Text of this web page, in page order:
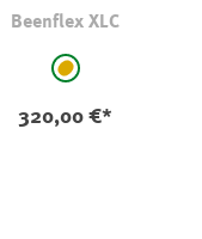
Beenflex XLC
auswählen
hellbraun-camel
320,00 €*